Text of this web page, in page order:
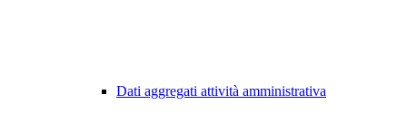
Dati aggregati attività amministrativa